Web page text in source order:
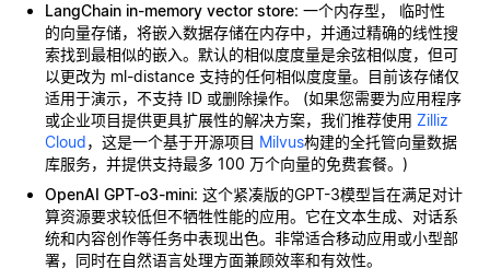
LangChain in-memory vector store: 一个内存型， 临时性
的向量存储，将嵌入数据存储在内存中，并通过精确的线性搜
索找到最相似的嵌入。默认的相似度度量是余弦相似度，但可
以更改为 ml-distance 支持的任何相似度度量。目前该存储仅
适用于演示，不支持 ID 或删除操作。 (如果您需要为应用程序
或企业项目提供更具扩展性的解决方案，我们推荐使用 Zilliz
Cloud，这是一个基于开源项目 Milvus构建的全托管向量数据
库服务，并提供支持最多 100 万个向量的免费套餐。)
OpenAI GPT-o3-mini: 这个紧凑版的GPT-3模型旨在满足对计
算资源要求较低但不牺牲性能的应用。它在文本生成、对话系
统和内容创作等任务中表现出色。非常适合移动应用或小型部
署，同时在自然语言处理方面兼顾效率和有效性。